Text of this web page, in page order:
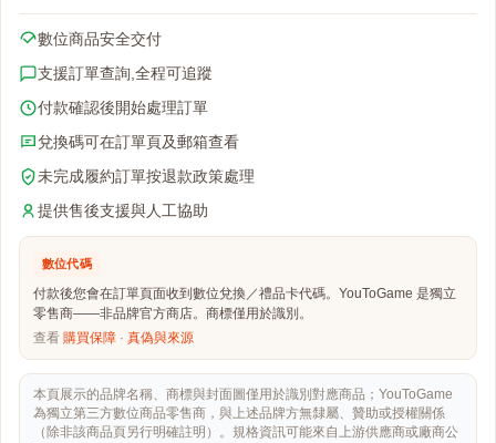
數位商品安全交付
支援訂單查詢,全程可追蹤
付款確認後開始處理訂單
兌換碼可在訂單頁及郵箱查看
未完成履約訂單按退款政策處理
提供售後支援與人工協助
數位代碼
付款後您會在訂單頁面收到數位兌換／禮品卡代碼。YouToGame 是獨立
零售商——非品牌官方商店。商標僅用於識別。
查看 購買保障 · 真偽與來源
本頁展示的品牌名稱、商標與封面圖僅用於識別對應商品；YouToGame
為獨立第三方數位商品零售商，與上述品牌方無隸屬、贊助或授權關係
（除非該商品頁另行明確註明）。規格資訊可能來自上游供應商或廠商公